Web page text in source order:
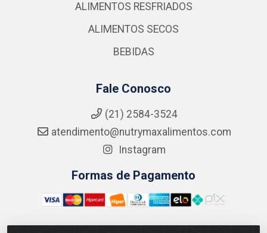
ALIMENTOS RESFRIADOS
ALIMENTOS SECOS
BEBIDAS
Fale Conosco
(21) 2584-3524
atendimento@nutrymaxalimentos.com
Instagram
Formas de Pagamento